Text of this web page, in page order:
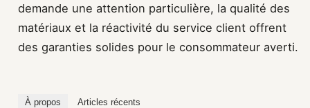
demande une attention particulière, la qualité des
matériaux et la réactivité du service client offrent
des garanties solides pour le consommateur averti.
À propos Articles récents